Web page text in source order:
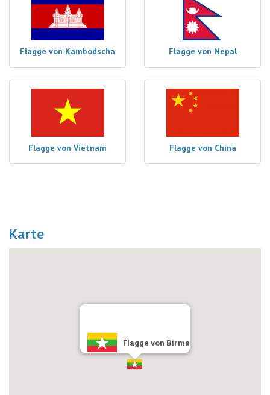
Flagge von Kambodscha Flagge von Nepal
Flagge von Vietnam Flagge von China
Karte
Flagge von Birma